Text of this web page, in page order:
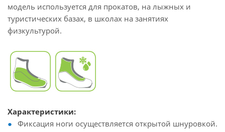
модель используется для прокатов, на лыжных и
туристических базах, в школах на занятиях
физкультурой.
Характеристики:
Фиксация ноги осуществляется открытой шнуровкой.